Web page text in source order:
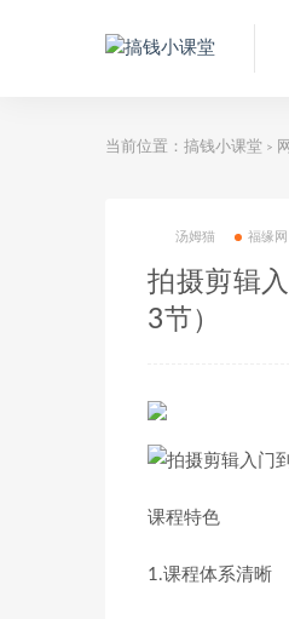
当前位置： 搞钱小课堂 >
汤姆猫 福缘网
拍摄剪辑
3节）
课程特色
1.课程体系清晰